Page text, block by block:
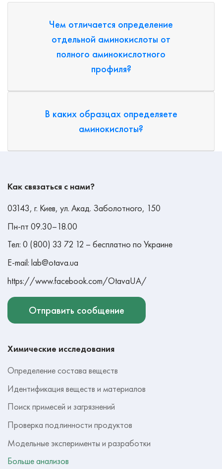
Чем отличается определение
отдельной аминокислоты от
полного аминокислотного
профиля?
В каких образцах определяете
аминокислоты?
Как связаться с нами?
03143, г. Киев, ул. Акад. Заболотного, 150
Пн-пт 09.30–18.00
Тел: 0 (800) 33 72 12 – бесплатно по Украине
E-mail: lab@otava.ua
https://www.facebook.com/OtavaUA/
Отправить сообщение
Химические исследования
Определение состава веществ
Идентификация веществ и материалов
Поиск примесей и загрязнений
Проверка подлинности продуктов
Модельные эксперименты и разработки
Больше анализов